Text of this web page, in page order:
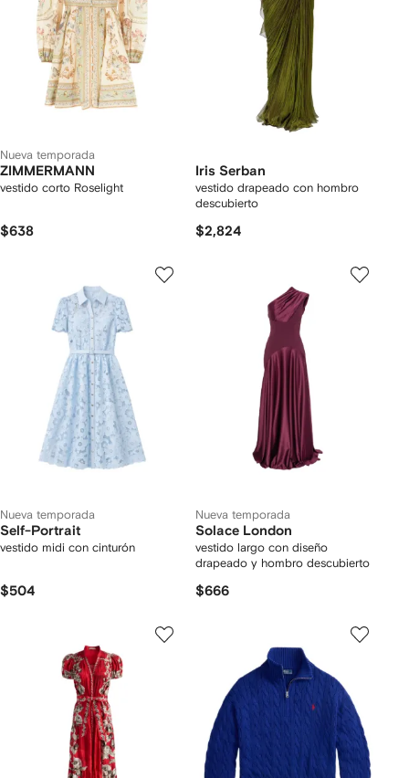
Nueva temporada
ZIMMERMANN
vestido corto Roselight
$638
Iris Serban
vestido drapeado con hombro
descubierto
$2,824
Nueva temporada
Self-Portrait
vestido midi con cinturón
$504
Nueva temporada
Solace London
vestido largo con diseño
drapeado y hombro descubierto
$666